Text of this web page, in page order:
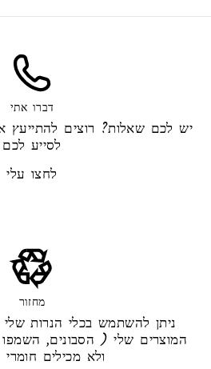
דברו אתי
יש לכם שאלות? רוצים להתייעץ
לסייע לכם
לחצו עלי
מחזור
ניתן להשתמש בכלי הנרות
המוצרים שלי ( הסבונים,
ולא מכילים